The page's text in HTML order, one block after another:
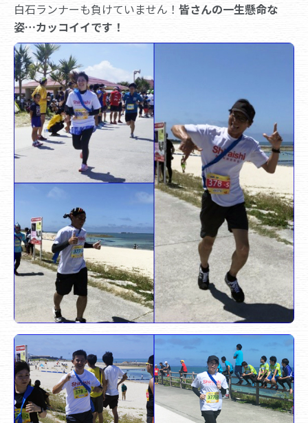
白石ランナーも負けていません！ 皆さんの一生懸命な
姿…カッコイイです！